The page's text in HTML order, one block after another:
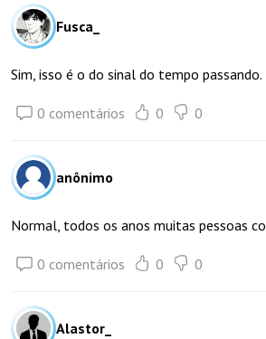
Fusca_
Sim, isso é o do sinal do tempo passando.
0 comentários 0 0
anônimo
Normal, todos os anos muitas pessoas
0 comentários 0 0
Alastor_